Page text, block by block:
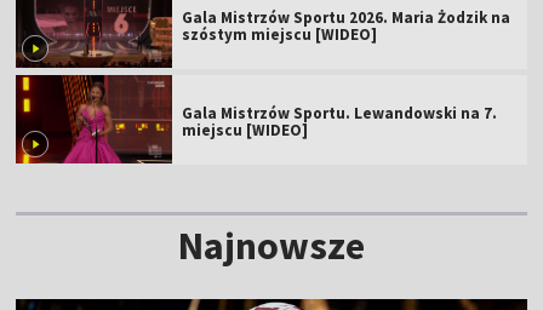
Gala Mistrzów Sportu 2026. Maria Żodzik na
szóstym miejscu [WIDEO]
Gala Mistrzów Sportu. Lewandowski na 7.
miejscu [WIDEO]
Najnowsze